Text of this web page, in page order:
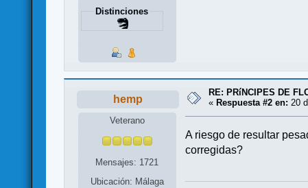
Distinciones
hemp
Veterano
Mensajes: 1721
Ubicación: Málaga
RE: PRíNCIPES DE
« Respuesta #2 en: 20
A riesgo de resultar
corregidas?